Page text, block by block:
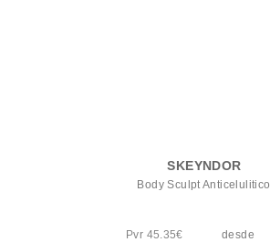
SKEYNDOR
Body Sculpt Anticelulitico
Pvr 45.35€ desde